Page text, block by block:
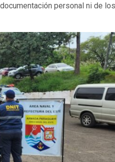
personal ni de